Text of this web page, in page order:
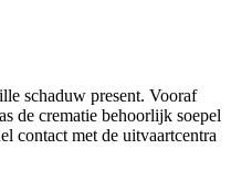
schaduw present. Vooraf
de crematie behoorlijk soepel
contact met de uitvaartcentra